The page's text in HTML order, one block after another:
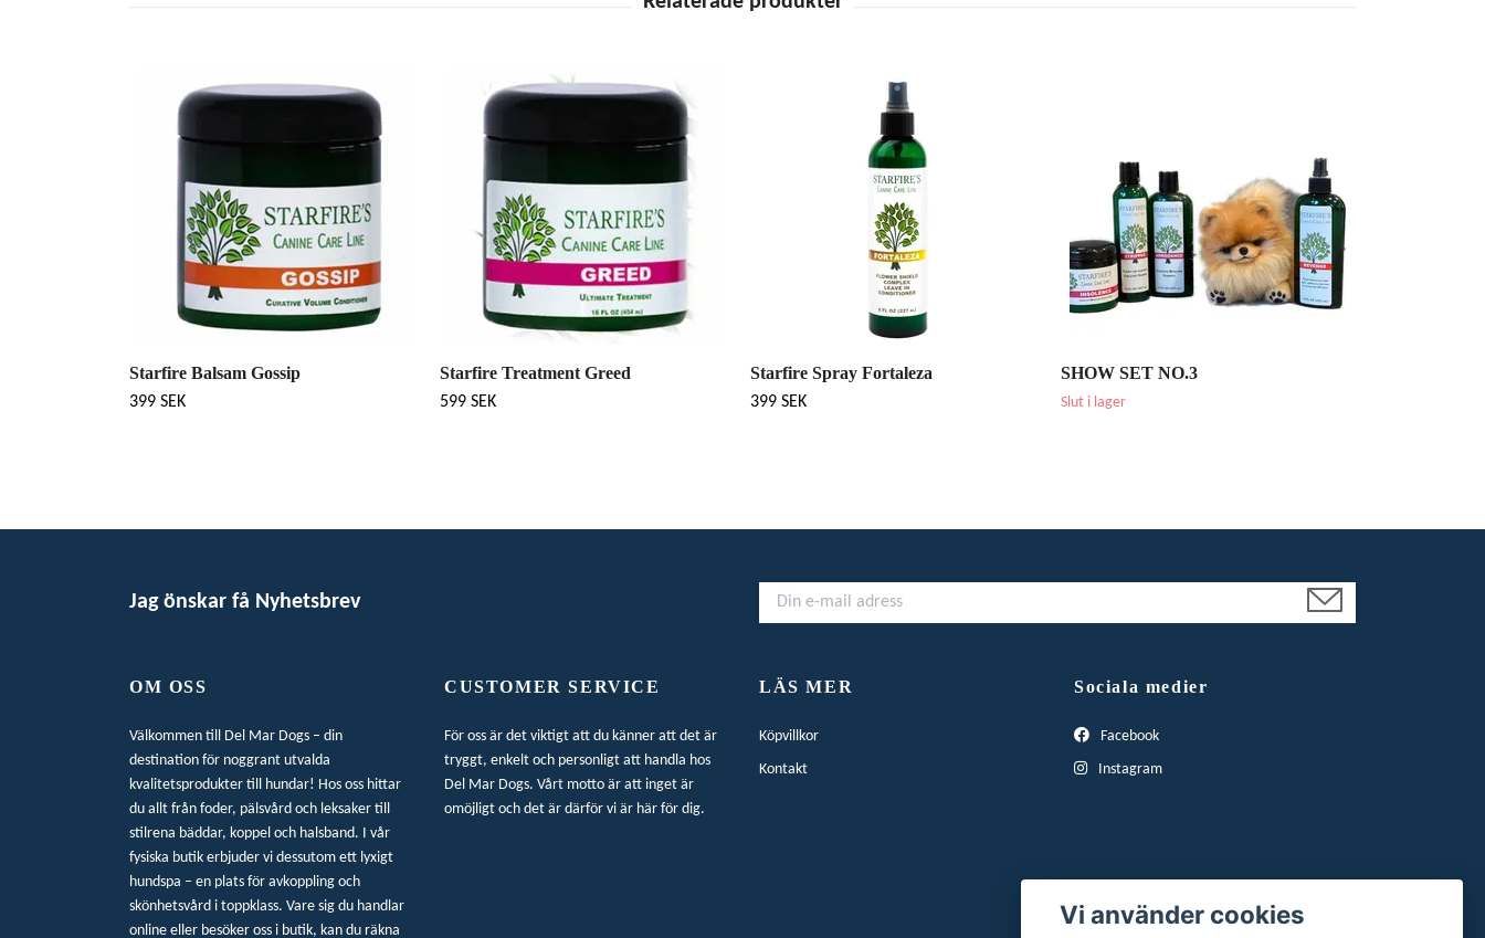
Starfire Balsam Gossip
399 SEK
Starfire Treatment Greed
599 SEK
Starfire Spray Fortaleza
399 SEK
SHOW SET NO.3
Slut i lager
Jag önskar få Nyhetsbrev
OM OSS
Välkommen till Del Mar Dogs – din
destination för noggrant utvalda
kvalitetsprodukter till hundar! Hos oss hittar
du allt från foder, pälsvård och leksaker till
stilrena bäddar, koppel och halsband. I vår
fysiska butik erbjuder vi dessutom ett lyxigt
hundspa – en plats för avkoppling och
skönhetsvård i toppklass. Vare sig du handlar
online eller besöker oss i butik, kan du räkna
CUSTOMER SERVICE
För oss är det viktigt att du känner att det är
tryggt, enkelt och personligt att handla hos
Del Mar Dogs. Vårt motto är att inget är
omöjligt och det är därför vi är här för dig.
LÄS MER
Köpvillkor
Kontakt
Sociala medier
Facebook
Instagram
Vi använder cookies